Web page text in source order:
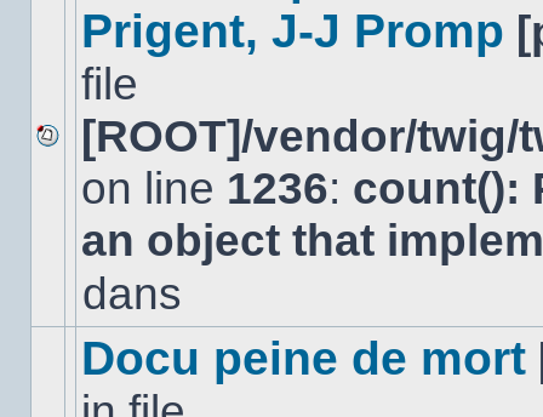
Aucun
nouveau
message
sujet.
Prigent, J-J Promp
file
[ROOT]/vendor/
on line 1236: count():
an object that
dans
Docu peine de mort